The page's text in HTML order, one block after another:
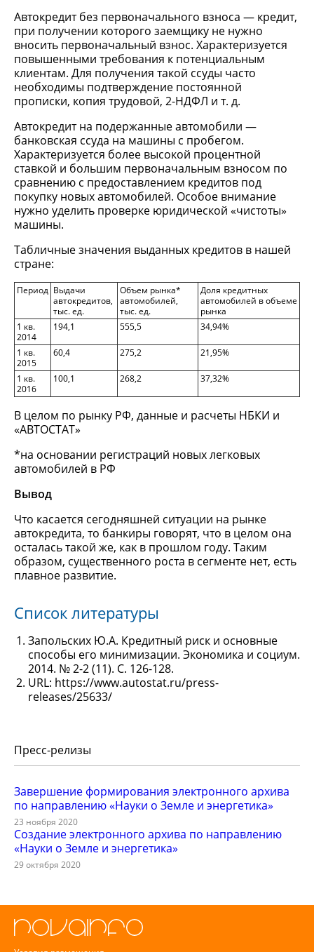
Автокредит без первоначального взноса — кредит,
при получении которого заемщику не нужно
вносить первоначальный взнос. Характеризуется
повышенными требования к потенциальным
клиентам. Для получения такой ссуды часто
необходимы подтверждение постоянной
прописки, копия трудовой, 2-НДФЛ и т. д.
Автокредит на подержанные автомобили —
банковская ссуда на машины с пробегом.
Характеризуется более высокой процентной
ставкой и большим первоначальным взносом по
сравнению с предоставлением кредитов под
покупку новых автомобилей. Особое внимание
нужно уделить проверке юридической «чистоты»
машины.
Табличные значения выданных кредитов в нашей
стране:
Период Выдачи
автокредитов,
тыс. ед.
Объем рынка*
автомобилей,
тыс. ед.
Доля кредитных
автомобилей в объеме
рынка
1 кв.
2014
194,1 555,5 34,94%
1 кв.
2015
60,4 275,2 21,95%
1 кв.
2016
100,1 268,2 37,32%
В целом по рынку РФ, данные и расчеты НБКИ и
«АВТОСТАТ»
*на основании регистраций новых легковых
автомобилей в РФ
Вывод
Что касается сегодняшней ситуации на рынке
автокредита, то банкиры говорят, что в целом она
осталась такой же, как в прошлом году. Таким
образом, существенного роста в сегменте нет, есть
плавное развитие.
Список литературы
Запольских Ю.А. Кредитный риск и основные
способы его минимизации. Экономика и социум.
2014. № 2-2 (11). С. 126-128.
URL: https://www.autostat.ru/press-
releases/25633/
Пресс-релизы
Завершение формирования электронного архива
по направлению «Науки о Земле и энергетика»
23 ноября 2020
Создание электронного архива по направлению
«Науки о Земле и энергетика»
29 октября 2020